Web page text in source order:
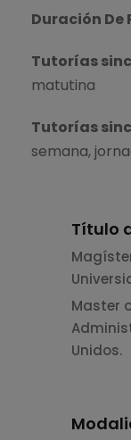
Duración De
Tutorías
matutina
Tutorías
semana,
Título
Master
Unidos.